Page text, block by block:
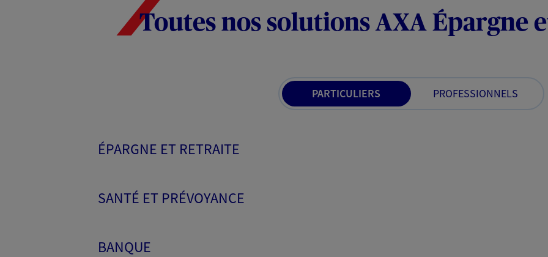
Toutes nos solutions AXA Épargne
PARTICULIERS PROFESSIONNELS
ÉPARGNE ET RETRAITE
SANTÉ ET PRÉVOYANCE
BANQUE